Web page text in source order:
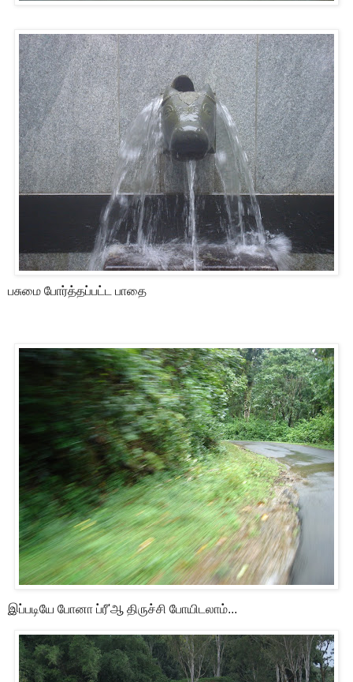
பசுமை போர்த்தப்பட்ட பாதை
இப்படியே போனா ப்ரீ'ஆ திருச்சி போயிடலாம்...